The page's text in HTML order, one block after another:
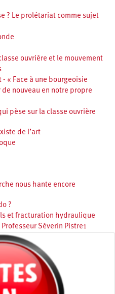
? Le prolétariat comme sujet
ouvrière et le mouvement
« Face à une bourgeoisie
nouveau en notre propre
pèse sur la classe ouvrière
de l’art
nous hante encore
?
et fracturation hydraulique
Séverin Pistre1